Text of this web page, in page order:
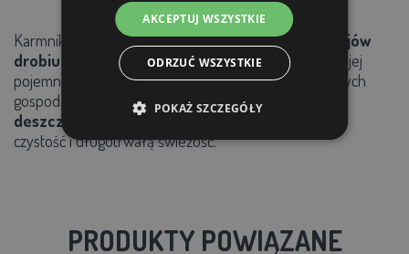
Karmnik
idealnie nadaje się do wszystkich rodzajów
drobiu – kur, kur, ale także innych ptaków. Dzięki swojej
pojemności sprawdzi się zarówno w małych, jak i dużych
gospodarstwach. Karma jestzabezpieczona przed
deszczem, kurzem i szkodnikami,
czystość i długotrwałą świeżość.
PRODUKTY POWIĄZANE
AKCEPTUJ WSZYSTKIE
ODRZUĆ WSZYSTKIE
POKAŻ SZCZEGÓŁY